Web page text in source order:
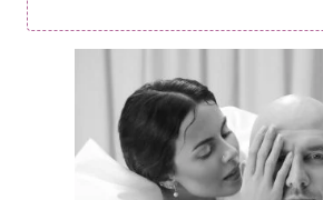
Зброя
Цікавинки Погода
Регіони